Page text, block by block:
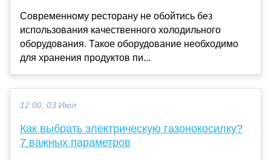
Современному ресторану не обойтись без
использования качественного холодильного
оборудования. Такое оборудование необходимо
для хранения продуктов пи...
12:00, 03 Июл
Как выбрать электрическую газонокосилку?
7 важных параметров